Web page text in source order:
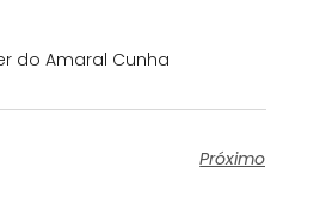
do Amaral Cunha
Próximo